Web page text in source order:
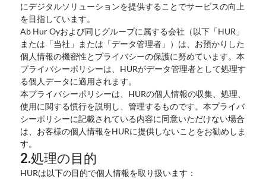
にデジタルソリューションを提供することでサービスの向上
を目指しています。
Ab Hur Oyおよび同じグループに属する会社（以下「HUR」
または「当社」または「データ管理者」）は、お預かりした
個人情報の機密性とプライバシーの保護に努めています。本
プライバシーポリシーは、HURがデータ管理者として処理す
る個人データに適用されます。
本プライバシーポリシーは、HURの個人情報の収集、処理、
使用に関する慣行を説明し、管理するものです。本プライバ
シーポリシーに記載されている内容に同意いただけない場合
は、お客様の個人情報をHURに提供しないことをお勧めしま
す。
2.処理の目的
HURは以下の目的で個人情報を取り扱います：